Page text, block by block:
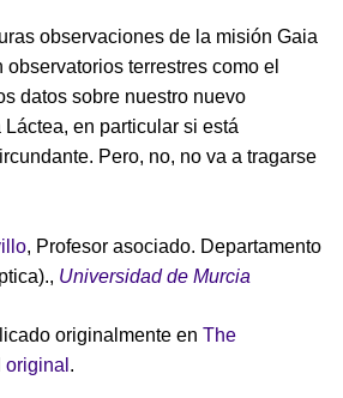
observaciones de la misión Gaia
terrestres como el
datos sobre nuestro nuevo
Láctea, en particular si está
Pero, no, no va a tragarse
, Profesor asociado. Departamento
Universidad de Murcia
originalmente en The
original .